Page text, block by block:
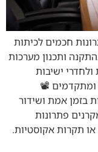
חכמים לכיתות
ותכנון מערכות
ישיבות
ומתקדמים 📽️
בזמן אמת ושידור
פתרונות
תקרות אקוסטיות.